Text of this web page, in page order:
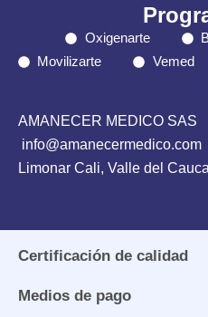
Oxigenarte
Movilizarte
Vemed
AMANECER MEDICO SAS
Limonar Cali, Valle del
Certificación de calidad
Medios de pago